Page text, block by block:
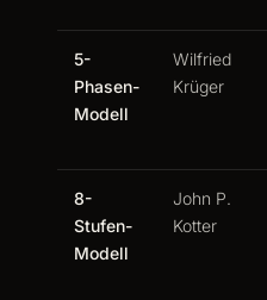
5-
Phasen-
Modell
Wilfried
Krüger
8-
Stufen-
Modell
John P.
Kotter